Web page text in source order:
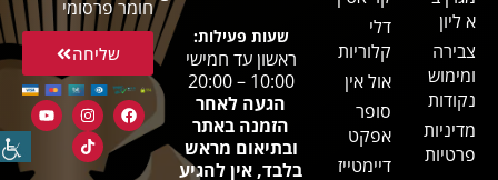
א ליון
צבירה
ומימוש
נקודות
מדיניות
פרטיות
דלי
קלוריות
אול אין
סופר
אפקט
דיימטייז
שעות פעילות:
ראשון עד חמישי
10:00 – 20:00
הגעה לאחר
הזמנה באתר
ובתיאום מראש
בלבד, אין להגיע
חומר פרסומי
שליחה